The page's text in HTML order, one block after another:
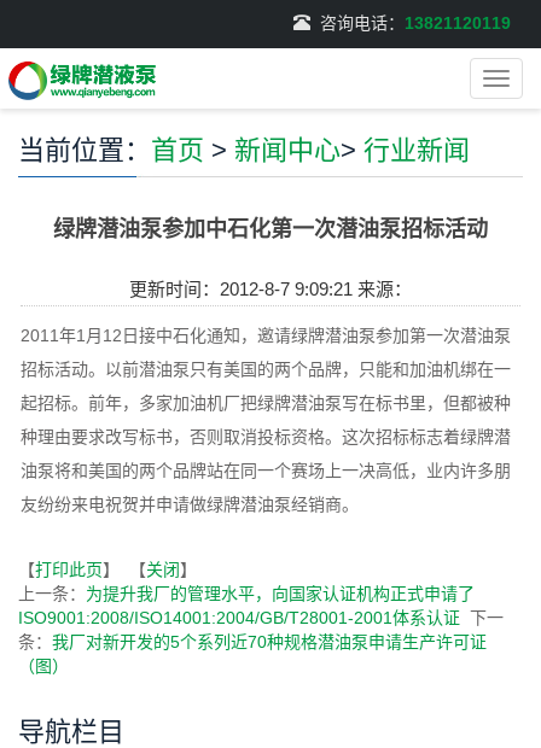
咨询电话： 13821120119
导
航
当前位置： 首页 > 新闻中心> 行业新闻
绿牌潜油泵参加中石化第一次潜油泵招标活动
更新时间：2012-8-7 9:09:21 来源：
2011年1月12日接中石化通知，邀请绿牌潜油泵参加第一次潜油泵
招标活动。以前潜油泵只有美国的两个品牌，只能和加油机绑在一
起招标。前年，多家加油机厂把绿牌潜油泵写在标书里，但都被种
种理由要求改写标书，否则取消投标资格。这次招标标志着绿牌潜
油泵将和美国的两个品牌站在同一个赛场上一决高低，业内许多朋
友纷纷来电祝贺并申请做绿牌潜油泵经销商。
【打印此页】 【关闭】
上一条： 为提升我厂的管理水平，向国家认证机构正式申请了
ISO9001:2008/ISO14001:2004/GB/T28001-2001体系认证 下一
条： 我厂对新开发的5个系列近70种规格潜油泵申请生产许可证
（图）
导航栏目